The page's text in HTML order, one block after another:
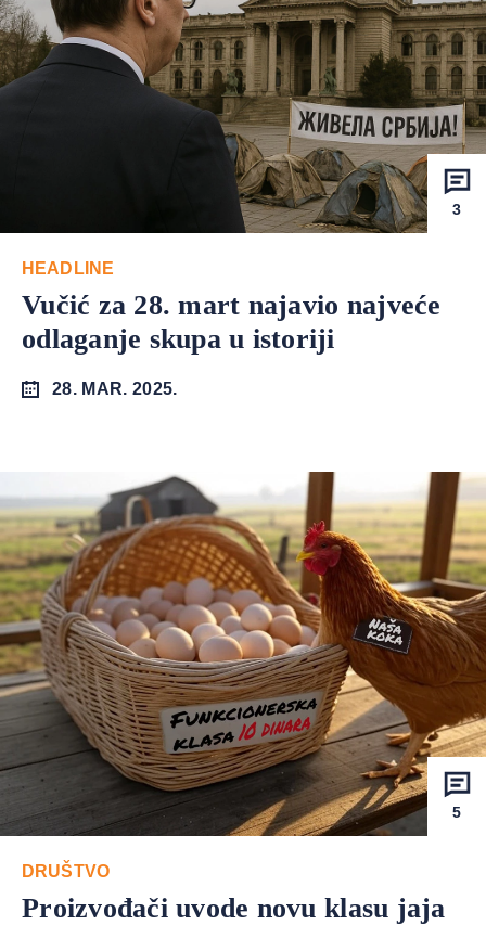
3
HEADLINE
Vučić za 28. mart najavio najveće
odlaganje skupa u istoriji
28. MAR. 2025.
5
DRUŠTVO
Proizvođači uvode novu klasu jaja